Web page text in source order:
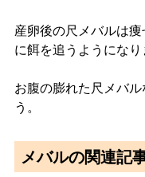
産卵後の尺メバルは
に餌を追うようになり
お腹の膨れた尺メバ
う。
メバルの関連記